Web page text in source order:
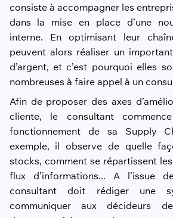
consiste à accompagner les
dans la mise en place d’une
interne. En optimisant leur
peuvent alors réaliser un
d’argent, et c’est pourquoi elles
nombreuses à faire appel à un
Afin de proposer des axes
cliente, le consultant
fonctionnement de sa Supply
exemple, il observe de quelle
stocks, comment se répartissent
flux d’informations... A l’issue
consultant doit rédiger une
communiquer aux décideurs